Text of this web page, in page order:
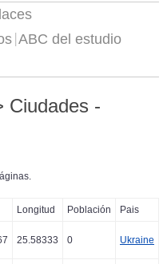
ABC del estudio
Ciudades -
Longitud Población Pais
25.58333 0 Ukraine